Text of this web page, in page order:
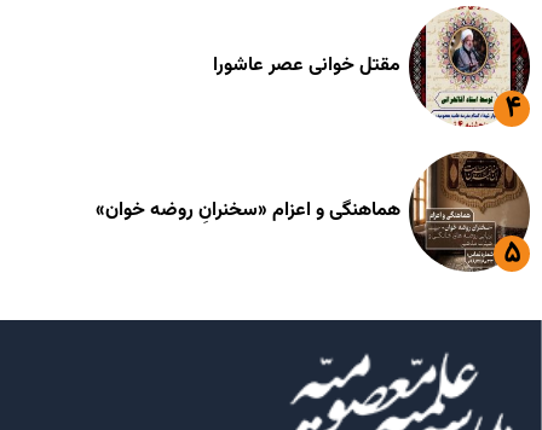
مقتل خوانی عصر عاشورا
هماهنگی و اعزام «سخنرانِ روضه خوان»